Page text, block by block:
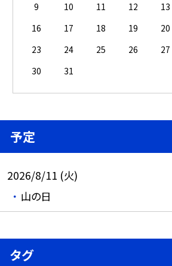
9
10 11 12 13
16
17 18 19 20
23
24 25 26 27
30
31
予定
2026/8/11 (火)
山の日
タグ